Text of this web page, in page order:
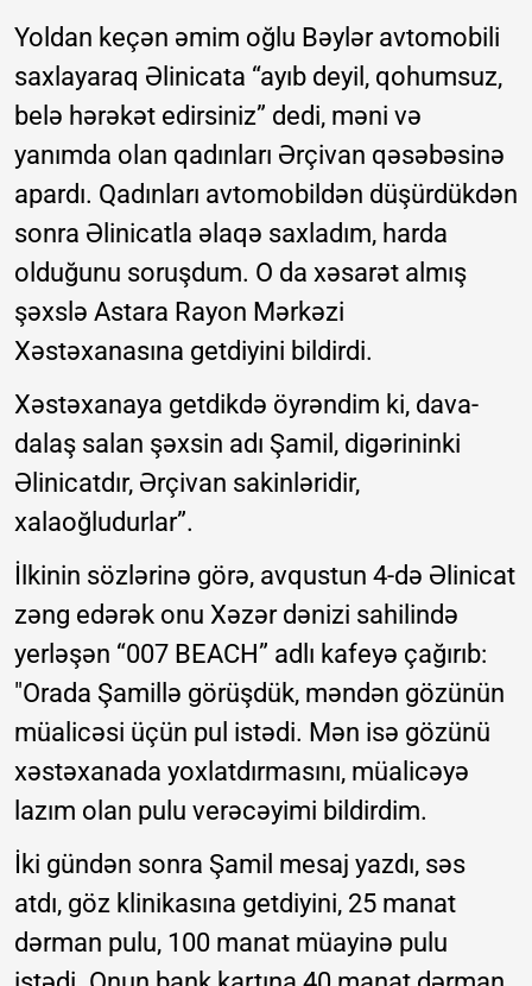
Yoldan keçən əmim oğlu Bəylər avtomobili
saxlayaraq Əlinicata “ayıb deyil, qohumsuz,
belə hərəkət edirsiniz” dedi, məni və
yanımda olan qadınları Ərçivan qəsəbəsinə
apardı. Qadınları avtomobildən düşürdükdən
sonra Əlinicatla əlaqə saxladım, harda
olduğunu soruşdum. O da xəsarət almış
şəxslə Astara Rayon Mərkəzi
Xəstəxanasına getdiyini bildirdi.
Xəstəxanaya getdikdə öyrəndim ki, dava-
dalaş salan şəxsin adı Şamil, digərininki
Əlinicatdır, Ərçivan sakinləridir,
xalaoğludurlar”.
İlkinin sözlərinə görə, avqustun 4-də Əlinicat
zəng edərək onu Xəzər dənizi sahilində
yerləşən “007 BEACH” adlı kafeyə çağırıb:
"Orada Şamillə görüşdük, məndən gözünün
müalicəsi üçün pul istədi. Mən isə gözünü
xəstəxanada yoxlatdırmasını, müalicəyə
lazım olan pulu verəcəyimi bildirdim.
İki gündən sonra Şamil mesaj yazdı, səs
atdı, göz klinikasına getdiyini, 25 manat
dərman pulu, 100 manat müayinə pulu